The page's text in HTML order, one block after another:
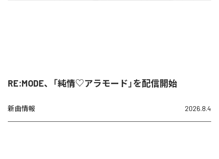
RE:MODE、「純情♡アラモード」を配信開始
新曲情報 2026.8.4